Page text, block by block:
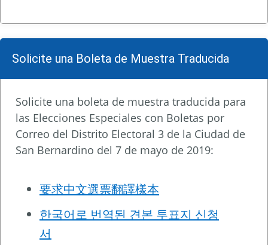
Solicite una Boleta de Muestra Traducida
Solicite una boleta de muestra traducida para
las Elecciones Especiales con Boletas por
Correo del Distrito Electoral 3 de la Ciudad de
San Bernardino del 7 de mayo de 2019:
要求中文選票翻譯樣本
한국어로 번역된 견본 투표지 신청
서